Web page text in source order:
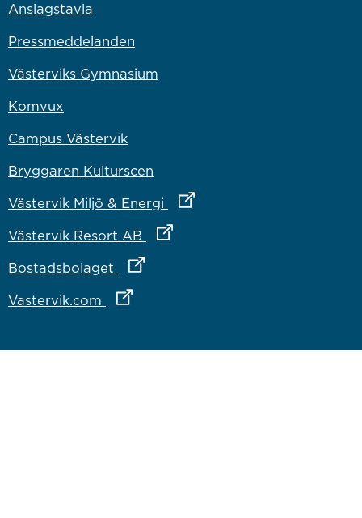
Anslagstavla
Pressmeddelanden
Västerviks Gymnasium
Komvux
Campus Västervik
Bryggaren Kulturscen
Västervik Miljö & Energi
Länk till annan webbplats
Västervik Resort AB Länk till annan webbplats
Bostadsbolaget Länk till annan webbplats
Vastervik.com Länk till annan webbplats